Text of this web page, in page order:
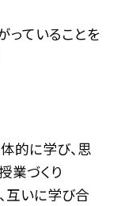
ていることを
的に学び、思
業づくり
いに学び合